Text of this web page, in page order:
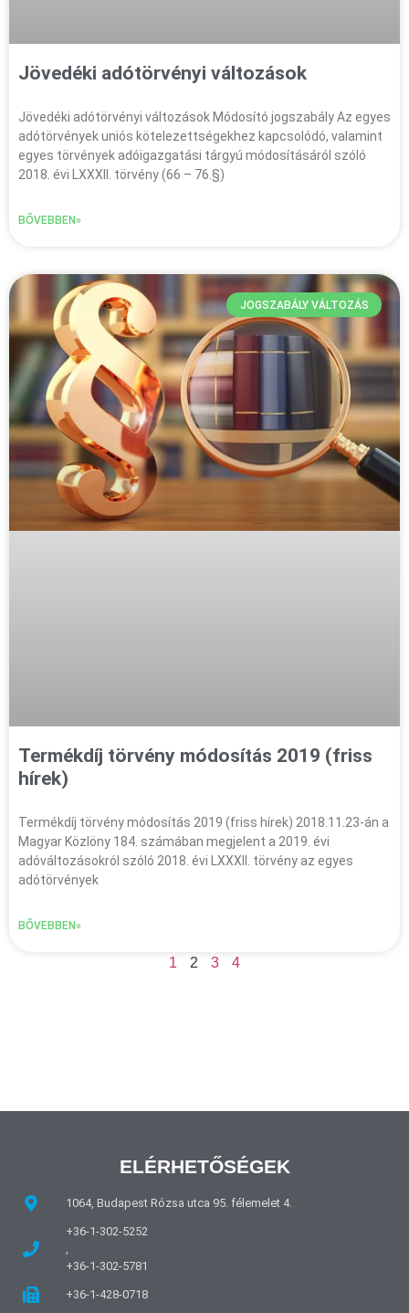
Jövedéki adótörvényi változások
Jövedéki adótörvényi változások Módosító jogszabály Az egyes
adótörvények uniós kötelezettségekhez kapcsolódó, valamint
egyes törvények adóigazgatási tárgyú módosításáról szóló
2018. évi LXXXII. törvény (66 – 76.§)
BŐVEBBEN»
JOGSZABÁLY VÁLTOZÁS
Termékdíj törvény módosítás 2019 (friss
hírek)
Termékdíj törvény módosítás 2019 (friss hírek) 2018.11.23-án a
Magyar Közlöny 184. számában megjelent a 2019. évi
adóváltozásokról szóló 2018. évi LXXXII. törvény az egyes
adótörvények
BŐVEBBEN»
1 2 3 4
ELÉRHETŐSÉGEK
1064, Budapest Rózsa utca 95. félemelet 4.
+36-1-302-5252
,
+36-1-302-5781
+36-1-428-0718